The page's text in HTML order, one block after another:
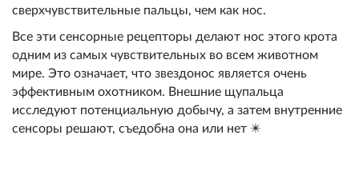
сверхчувствительные пальцы, чем как нос.
Все эти сенсорные рецепторы делают нос этого крота
одним из самых чувствительных во всем животном
мире. Это означает, что звездонос является очень
эффективным охотником. Внешние щупальца
исследуют потенциальную добычу, а затем внутренние
сенсоры решают, съедобна она или нет ✴️